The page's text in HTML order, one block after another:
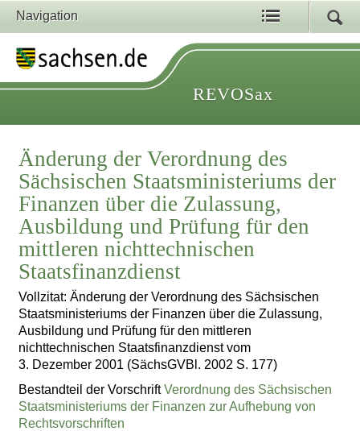
Navigation
REVOSax
Änderung der Verordnung des
Sächsischen Staatsministeriums der
Finanzen über die Zulassung,
Ausbildung und Prüfung für den
mittleren nichttechnischen
Staatsfinanzdienst
Vollzitat: Änderung der Verordnung des Sächsischen
Staatsministeriums der Finanzen über die Zulassung,
Ausbildung und Prüfung für den mittleren
nichttechnischen Staatsfinanzdienst vom
3. Dezember 2001 (SächsGVBl. 2002 S. 177)
Bestandteil der VorschriftVerordnung des Sächsischen
Staatsministeriums der Finanzen zur Aufhebung von
Rechtsvorschriften